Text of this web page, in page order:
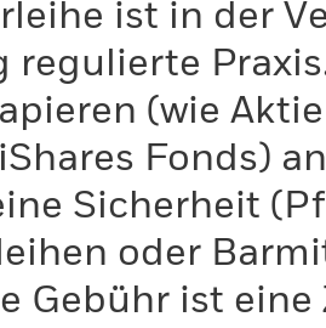
ist in der
regulierte
(wie
Fonds)
Sicherheit
oder
Gebühr ist